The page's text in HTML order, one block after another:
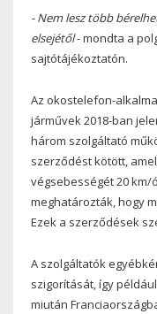
- Nem lesz több
elsejétől- mondta a
sajtótájékoztatón.
Az okostelefon-
járművek 2018-ban
három szolgáltató
szerződést kötött,
végsebességét 20
meghatározták, hogy
Ezek a szerződések
A szolgáltatók
szigorítását, így
miután